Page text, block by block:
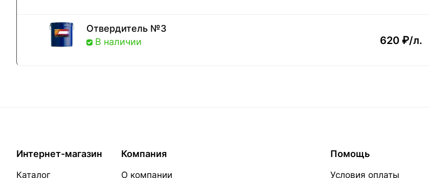
Отвердитель №3
В наличии
620 ₽/л.
Интернет-магазин
Каталог
Компания
О компании
Помощь
Условия оплаты